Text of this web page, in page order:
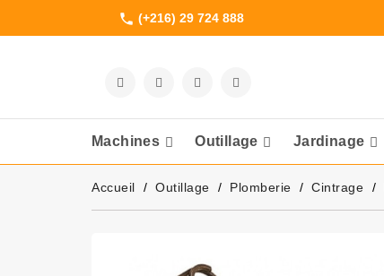
phone (+216) 29 724 888
Machines Outillage Jardinage
Accueil Outillage Plomberie Cintrage